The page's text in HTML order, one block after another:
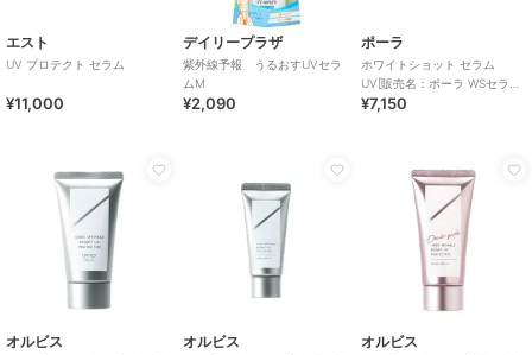
エスト
UV プロテクト セラム
¥11,000
デイリープラザ
紫外線予報 うるおすUVセラ
ムM
¥2,090
ポーラ
ホワイトショット セラム
UV[販売名：ポーラ WSセラム
UV][医薬部外品]
¥7,150
オルビス オルビス オルビス